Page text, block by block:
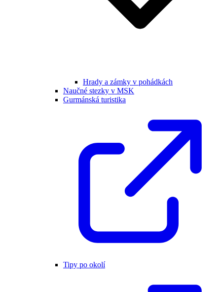
Hrady a zámky v pohádkách
Naučné stezky v MSK
Gurmánská turistika
Tipy po okolí